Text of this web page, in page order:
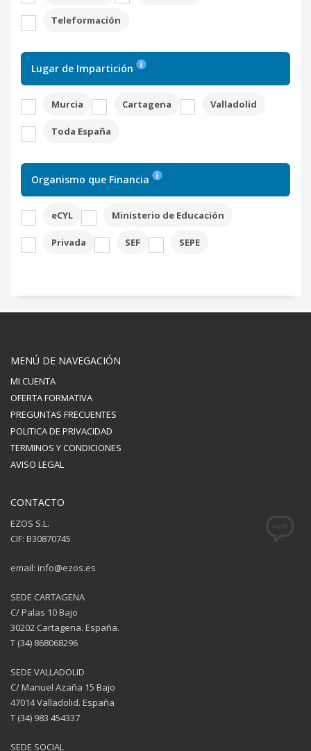
Teleformación
Lugar de Impartición
Murcia Cartagena Valladolid
Toda España
Organismo que Financia
eCYL Ministerio de Educación
Privada SEF SEPE
MENÚ DE NAVEGACIÓN
MI CUENTA
OFERTA FORMATIVA
PREGUNTAS FRECUENTES
POLITICA DE PRIVACIDAD
TERMINOS Y CONDICIONES
AVISO LEGAL
CONTACTO
EZOS S.L.
CIF: B30870745
email: info@ezos.es
SEDE CARTAGENA
C/ Palas 10 Bajo
30202 Cartagena. España.
T (34) 868068296
SEDE VALLADOLID
C/ Manuel Azaña 15 Bajo
47014 Valladolid. España
T (34) 983 454337
SEDE SOCIAL